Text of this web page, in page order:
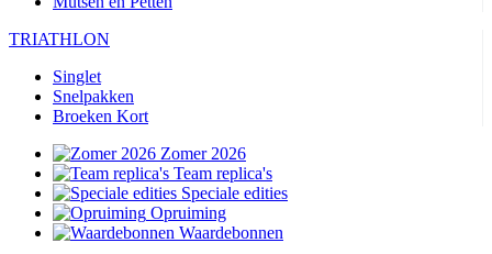
TRIATHLON
Singlet
Snelpakken
Broeken Kort
Zomer 2026
Team replica's
Speciale edities
Opruiming
Waardebonnen